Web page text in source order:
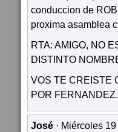
conduccion de
proxima asamblea
RTA: AMIGO, NO
DISTINTO
VOS TE CREISTE
POR
José · Miércoles